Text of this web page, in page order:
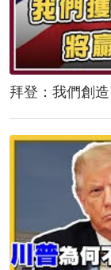
拜登：我們創